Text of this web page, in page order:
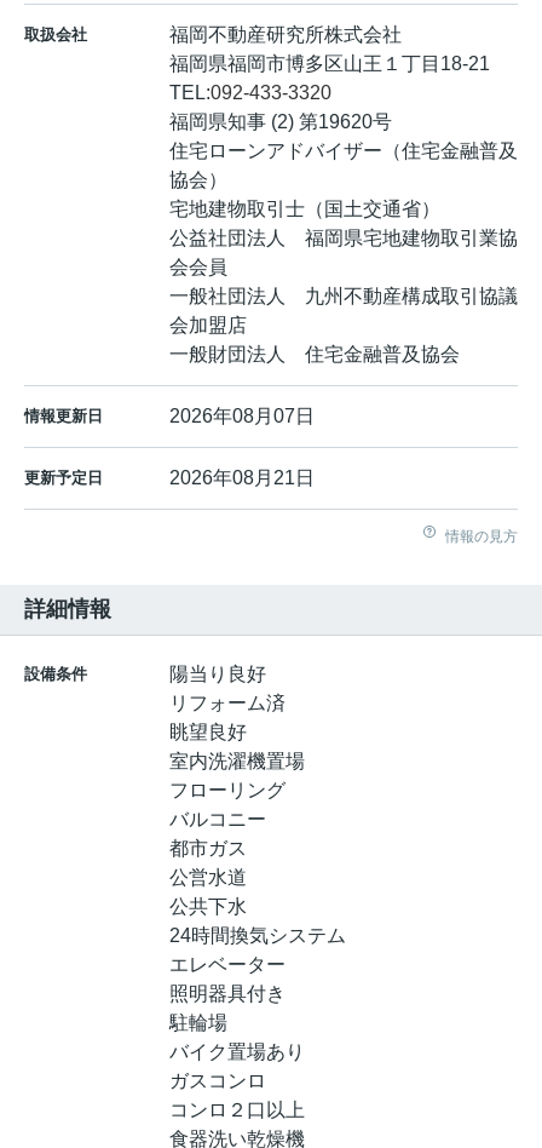
取扱会社
福岡不動産研究所株式会社
福岡県福岡市博多区山王１丁目18-21
TEL:092-433-3320
福岡県知事 (2) 第19620号
住宅ローンアドバイザー（住宅金融普及
協会）
宅地建物取引士（国土交通省）
公益社団法人 福岡県宅地建物取引業協
会会員
一般社団法人 九州不動産構成取引協議
会加盟店
一般財団法人 住宅金融普及協会
情報更新日 2026年08月07日
更新予定日 2026年08月21日
情報の見方
詳細情報
設備条件
陽当り良好
リフォーム済
眺望良好
室内洗濯機置場
フローリング
バルコニー
都市ガス
公営水道
公共下水
24時間換気システム
エレベーター
照明器具付き
駐輪場
バイク置場あり
ガスコンロ
コンロ２口以上
食器洗い乾燥機